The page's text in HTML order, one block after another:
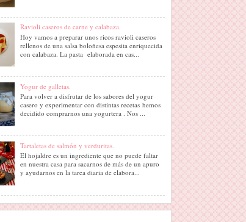
Ravioli caseros de carne y calabaza.
Hoy vamos a preparar unos ricos ravioli caseros
rellenos de una salsa boloñesa espesita enriquecida
con calabaza. La pasta elaborada en cas...
Yogur de galletas.
Para volver a disfrutar de los sabores del yogur
casero y experimentar con distintas recetas hemos
decidido comprarnos una yogurtera . Nos ...
Tartaletas de salmón y verduritas.
El hojaldre es un ingrediente que no puede faltar
en nuestra casa para sacarnos de más de un apuro
y ayudarnos en la tarea diaria de elabora...